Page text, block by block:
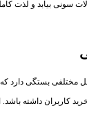
سونی بیابد و لذت
مختلفی بستگی دارد که
خرید کاربران داشته